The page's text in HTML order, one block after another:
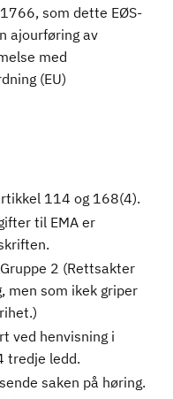
som dette EØS-
ajourføring av
med
(EU)
114 og 168(4).
til EMA er
2 (Rettsakter
men som ikek griper
ved henvisning i
tredje ledd.
saken på høring.